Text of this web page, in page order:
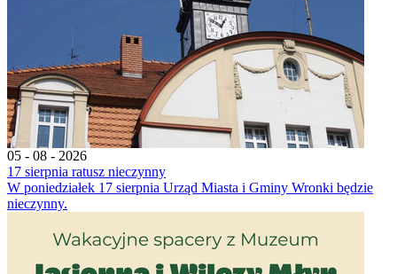
05 - 08 - 2026
17 sierpnia ratusz nieczynny
W poniedziałek 17 sierpnia Urząd Miasta i Gminy Wronki będzie
nieczynny.